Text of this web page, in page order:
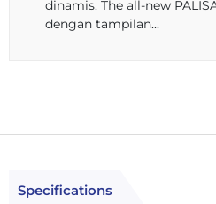
dinamis. The all-new
dengan tampilan...
Specifications